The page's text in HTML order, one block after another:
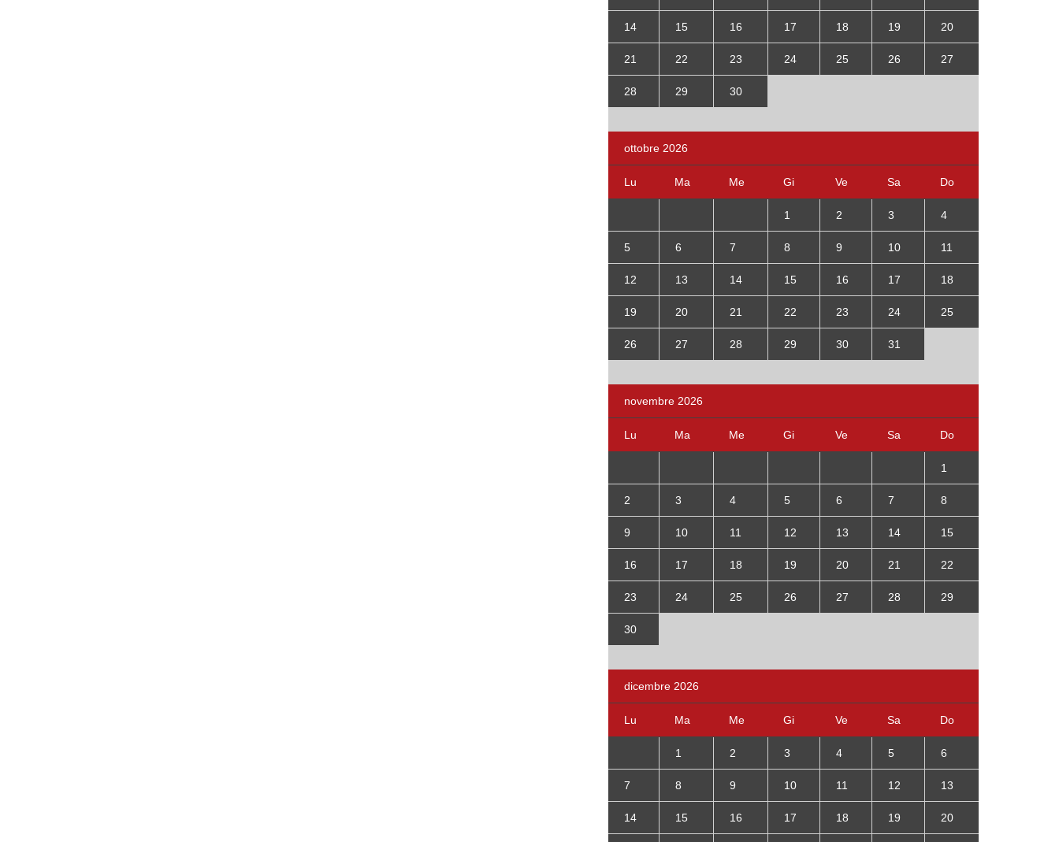
14 15 16 17 18 19 20
21 22 23 24 25 26 27
28 29 30
ottobre 2026
Lu Ma Me Gi Ve Sa Do
1 2 3 4
5 6 7 8 9 10 11
12 13 14 15 16 17 18
19 20 21 22 23 24 25
26 27 28 29 30 31
novembre 2026
Lu Ma Me Gi Ve Sa Do
1
2 3 4 5 6 7 8
9 10 11 12 13 14 15
16 17 18 19 20 21 22
23 24 25 26 27 28 29
30
dicembre 2026
Lu Ma Me Gi Ve Sa Do
1 2 3 4 5 6
7 8 9 10 11 12 13
14 15 16 17 18 19 20